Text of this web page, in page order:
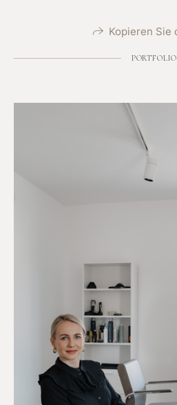
Kopieren Sie
PORTFOLIO